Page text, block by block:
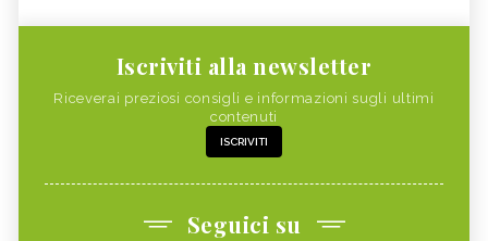
Iscriviti alla newsletter
Riceverai preziosi consigli e informazioni sugli ultimi
contenuti
ISCRIVITI
Seguici su